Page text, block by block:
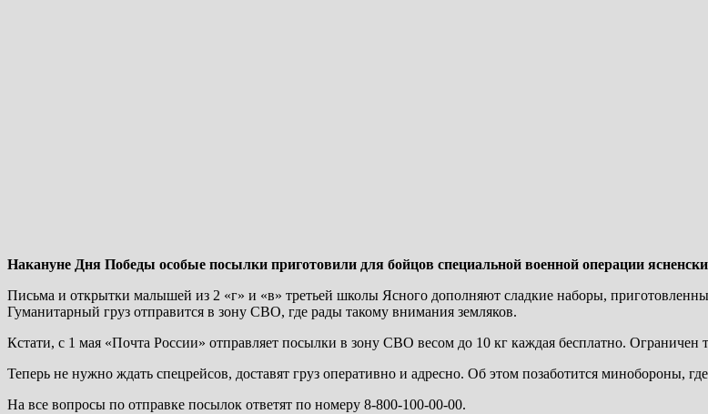
Накануне Дня Победы особые посылки приготовили для бойцов специальной военной операции
Письма и открытки малышей из 2 «г» и «в» третьей школы Ясного дополняют сладкие наборы,
Гуманитарный груз отправится в зону СВО, где рады такому внимания земляков.
Кстати, с 1 мая «Почта России» отправляет посылки в зону СВО весом до 10 кг каждая бесплатно. Ограничен
Теперь не нужно ждать спецрейсов, доставят груз оперативно и адресно. Об этом позаботится минобороны,
На все вопросы по отправке посылок ответят по номеру 8-800-100-00-00.